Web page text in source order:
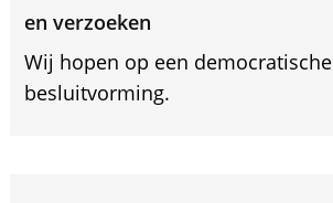
en verzoeken
Wij hopen op een democratische
besluitvorming.